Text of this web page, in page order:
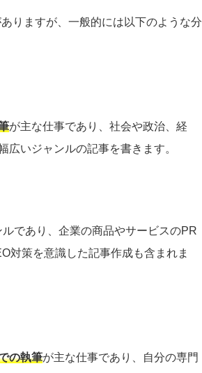
りますが、一般的には以下のような分
が主な仕事であり、社会や政治、経
いジャンルの記事を書きます。
であり、企業の商品やサービスのPR
対策を意識した記事作成も含まれま
の執筆が主な仕事であり、自分の専門